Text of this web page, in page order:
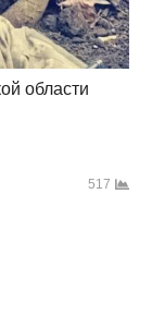
области
517